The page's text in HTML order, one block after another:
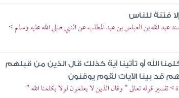
فتنة للناس
الله بن العباس بن عبد المطلب عن النبي صلى الله عليه وسلم >
الله أو تأتينا آية كذلك قال الذين من قبلهم
بينا الآيات لقوم يوقنون
تفسير قوله تعالى " وقال الذين لا يعلمون لولا يكلمنا الله "